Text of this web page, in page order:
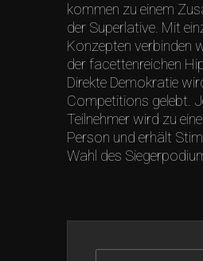
kommen zu einem
der Superlative. Mit
Konzepten verbinden
der facettenreichen
Direkte Demokratie
Competitions gelebt.
Teilnehmer wird zu
Person und erhält
Wahl des